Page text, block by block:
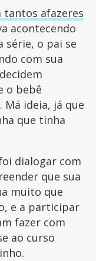
tantos afazeres
acontecendo
série, o pai se
com sua
o bebê
ideia, já que
que tinha
dialogar com
que sua
muito que
e a participar
fazer com
ao curso